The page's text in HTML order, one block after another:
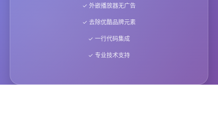
✓ 外嵌播放器无广告
✓ 去除优酷品牌元素
✓ 一行代码集成
✓ 专业技术支持